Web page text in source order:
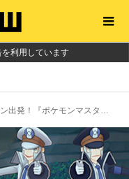
利用しています
ズ EX』が3月1日（土）より山手線車内を期間限定ジャック！